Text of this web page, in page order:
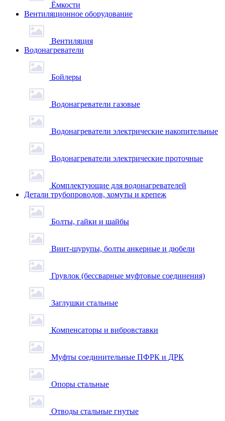
Ёмкости
Вентиляционное оборудование
Вентиляция
Водонагреватели
Бойлеры
Водонагреватели газовые
Водонагреватели электрические накопительные
Водонагреватели электрические проточные
Комплектующие для водонагревателей
Детали трубопроводов, хомуты и крепеж
Болты, гайки и шайбы
Винт-шурупы, болты анкерные и дюбели
Грувлок (бессварные муфтовые соединения)
Заглушки стальные
Компенсаторы и вибровставки
Муфты соединительные ПФРК и ДРК
Опоры стальные
Отводы стальные гнутые